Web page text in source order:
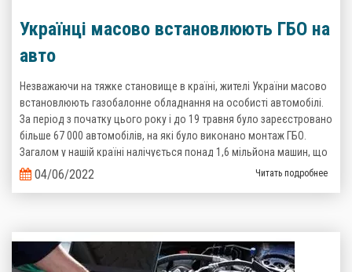
Українці масово встановлюють ГБО на
авто
Незважаючи на тяжке становище в країні, жителі України масово
встановлюють газобалонне обладнання на особисті автомобілі.
За період з початку цього року і до 19 травня було зареєстровано
більше 67 000 автомобілів, на які було виконано монтаж ГБО.
Загалом у нашій країні налічується понад 1,6 мільйона машин, що
пересуваються на зрідженому газі. Такі дані надані Головним
сервісним центром Міністерства Внутрішніх справ України.
04/06/2022 Читать подробнее